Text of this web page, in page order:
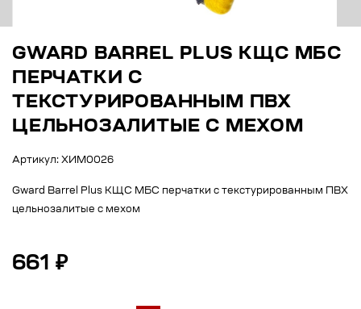
GWARD BARREL PLUS КЩС МБС
ПЕРЧАТКИ С
ТЕКСТУРИРОВАННЫМ ПВХ
ЦЕЛЬНОЗАЛИТЫЕ С МЕХОМ
Артикул: ХИМ0026
Gward Barrel Plus КЩС МБС перчатки с текстурированным ПВХ
цельнозалитые с мехом
661 ₽